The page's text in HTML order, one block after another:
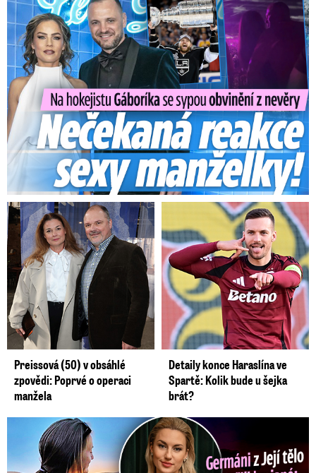
Na Gáboríka se sypou obvinění z nevěry: Reakce manželky!
Preissová (50) v obsáhlé
zpovědi: Poprvé o operaci
manžela
Detaily konce Haraslína ve
Spartě: Kolik bude u šejka
brát?
Germáni z Jejího těla: Odstěhuj se, vzkázali jí krajané